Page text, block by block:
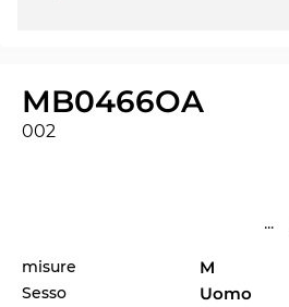
MB0466OA
002
...
misure M
Sesso Uomo